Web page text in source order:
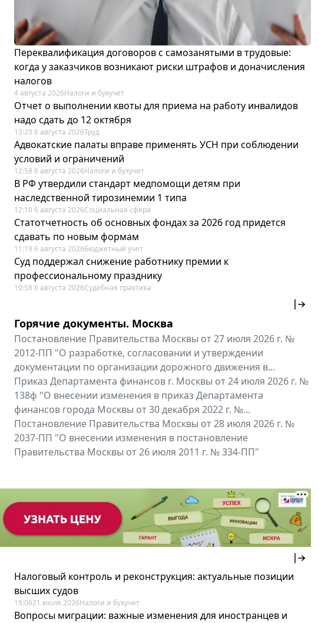
Переквалификация договоров с самозанятыми в трудовые:
когда у заказчиков возникают риски штрафов и доначисления
налогов
4 августа 2026Налоги и бухучет
Отчет о выполнении квоты для приема на работу инвалидов
надо сдать до 12 октября
13:20 6 августа 2026Труд
Адвокатские палаты вправе применять УСН при соблюдении
условий и ограничений
12:58 6 августа 2026Налоги и бухучет
В РФ утвердили стандарт медпомощи детям при
наследственной тирозинемии 1 типа
12:10 6 августа 2026Социальная сфера
Статотчетность об основных фондах за 2026 год придется
сдавать по новым формам
11:19 6 августа 2026Бюджетный учет
Суд поддержал снижение работнику премии к
профессиональному празднику
10:58 6 августа 2026Судебная практика
Горячие документы. Москва
Постановление Правительства Москвы от 27 июля 2026 г. №
2012-ПП "О разработке, согласовании и утверждении
документации по организации дорожного движения в...
Приказ Департамента финансов г. Москвы от 24 июля 2026 г. №
138ф "О внесении изменения в приказ Департамента
финансов города Москвы от 30 декабря 2022 г. №...
Постановление Правительства Москвы от 28 июля 2026 г. №
2037-ПП "О внесении изменения в постановление
Правительства Москвы от 26 июля 2011 г. № 334-ПП"
Все региональные документы Мой регион ...
Налоговый контроль и реконструкция: актуальные позиции
высших судов
19:0621 июля 2026Налоги и бухучет
Вопросы миграции: важные изменения для иностранцев и